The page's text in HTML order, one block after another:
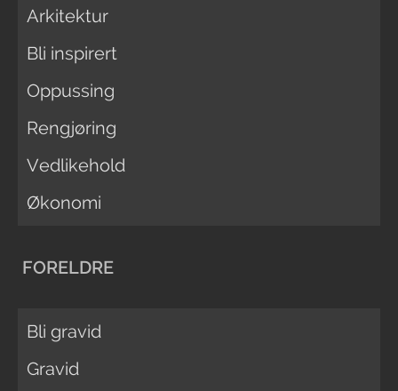
Arkitektur
Bli inspirert
Oppussing
Rengjøring
Vedlikehold
Økonomi
FORELDRE
Bli gravid
Gravid